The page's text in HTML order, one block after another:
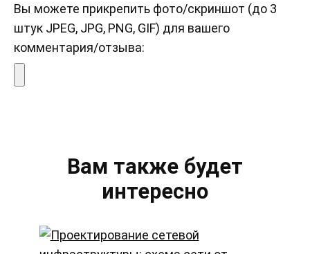
Вы можете прикрепить фото/скриншот (до 3
штук JPEG, JPG, PNG, GIF) для вашего
комментария/отзыва:
Вам также будет
интересно